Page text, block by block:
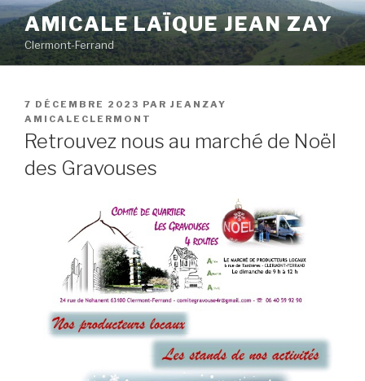
Aller
au
contenu
principal
AMICALE LAÏQUE JEAN ZAY
Clermont-Ferrand
PUBLIÉ
LE
7 DÉCEMBRE 2023 PAR JEANZAY
AMICALECLERMONT
Retrouvez nous au marché de Noël
des Gravouses